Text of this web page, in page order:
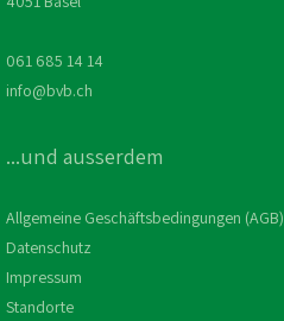
061 685 14 14
info@bvb.ch
...und ausserdem
Allgemeine Geschäftsbedingungen (AGB)
Datenschutz
Impressum
Standorte